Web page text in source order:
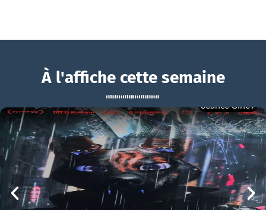
Une nuit au zoo
Une nuit au zoo Bande-annonce VF
À l'affiche cette semaine
BOUCHRA
mer 05/08
21h00